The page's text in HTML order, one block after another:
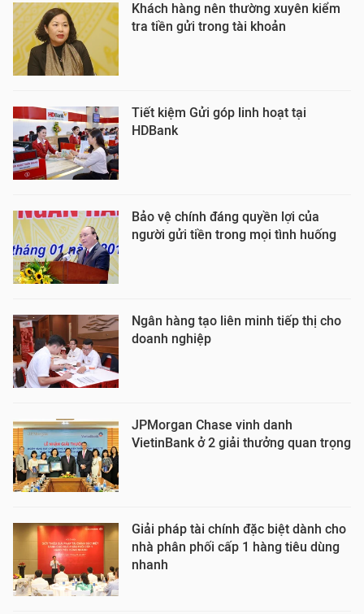
Khách hàng nên thường xuyên kiểm
tra tiền gửi trong tài khoản
Tiết kiệm Gửi góp linh hoạt tại
HDBank
Bảo vệ chính đáng quyền lợi của
người gửi tiền trong mọi tình huống
Ngân hàng tạo liên minh tiếp thị cho
doanh nghiệp
JPMorgan Chase vinh danh
VietinBank ở 2 giải thưởng quan trọng
Giải pháp tài chính đặc biệt dành cho
nhà phân phối cấp 1 hàng tiêu dùng
nhanh